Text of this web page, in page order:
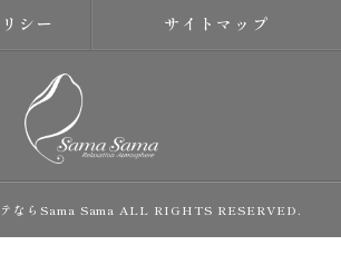
シー サイトマップ
ならSama Sama ALL RIGHTS RESERVED.